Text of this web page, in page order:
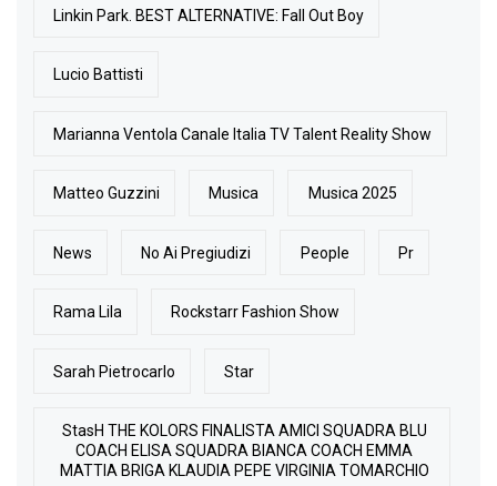
Linkin Park. BEST ALTERNATIVE: Fall Out Boy
Lucio Battisti
Marianna Ventola Canale Italia TV Talent Reality Show
Matteo Guzzini Musica Musica 2025
News No Ai Pregiudizi People Pr
Rama Lila Rockstarr Fashion Show
Sarah Pietrocarlo Star
StasH THE KOLORS FINALISTA AMICI SQUADRA BLU
COACH ELISA SQUADRA BIANCA COACH EMMA
MATTIA BRIGA KLAUDIA PEPE VIRGINIA TOMARCHIO